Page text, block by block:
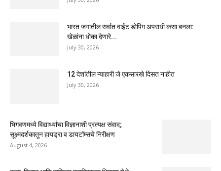
भारत जगातील सर्वात वाईट डोपिंग अपराधी कसा बनला:
खेळांना धोका देणारे...
July 30, 2026
12 देशांतील न्याहारी जे एकसारखे दिसत नाहीत
July 30, 2026
भिगवणमध्ये विद्यार्थ्यांचा विज्ञानाशी प्रत्यक्ष संवाद;
सूक्ष्मदर्शकातून हायड्रा व डायटॉम्सचे निरीक्षण
August 4, 2026